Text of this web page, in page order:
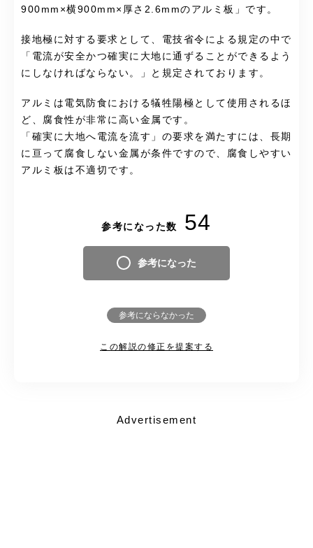
900mm×横900mm×厚さ2.6mmのアルミ板」です。
接地極に対する要求として、電技省令による規定の中で
「電流が安全かつ確実に大地に通ずることができるよう
にしなければならない。」と規定されております。
アルミは電気防食における犠牲陽極として使用されるほ
ど、腐食性が非常に高い金属です。
「確実に大地へ電流を流す」の要求を満たすには、長期
に亘って腐食しない金属が条件ですので、腐食しやすい
アルミ板は不適切です。
参考になった数 54
参考になった
参考にならなかった
この解説の修正を提案する
Advertisement